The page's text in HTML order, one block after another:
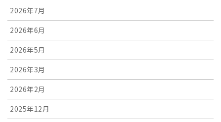
2026年7月
2026年6月
2026年5月
2026年3月
2026年2月
2025年12月